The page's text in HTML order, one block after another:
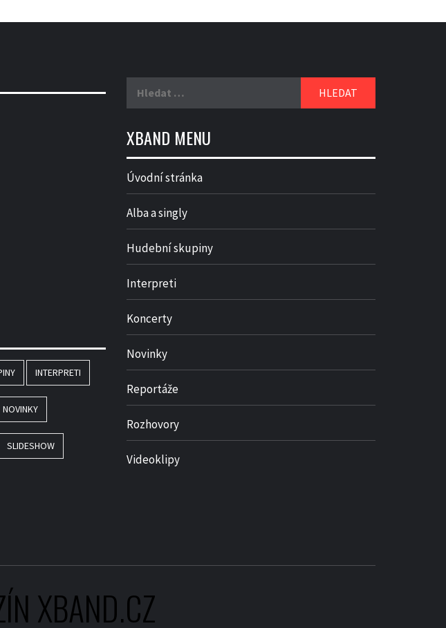
INTERPRETI
NOVINKY
SLIDESHOW
XBAND MENU
Úvodní stránka
Alba a singly
Hudební skupiny
Interpreti
Koncerty
Novinky
Reportáže
Rozhovory
Videoklipy
XBAND.CZ